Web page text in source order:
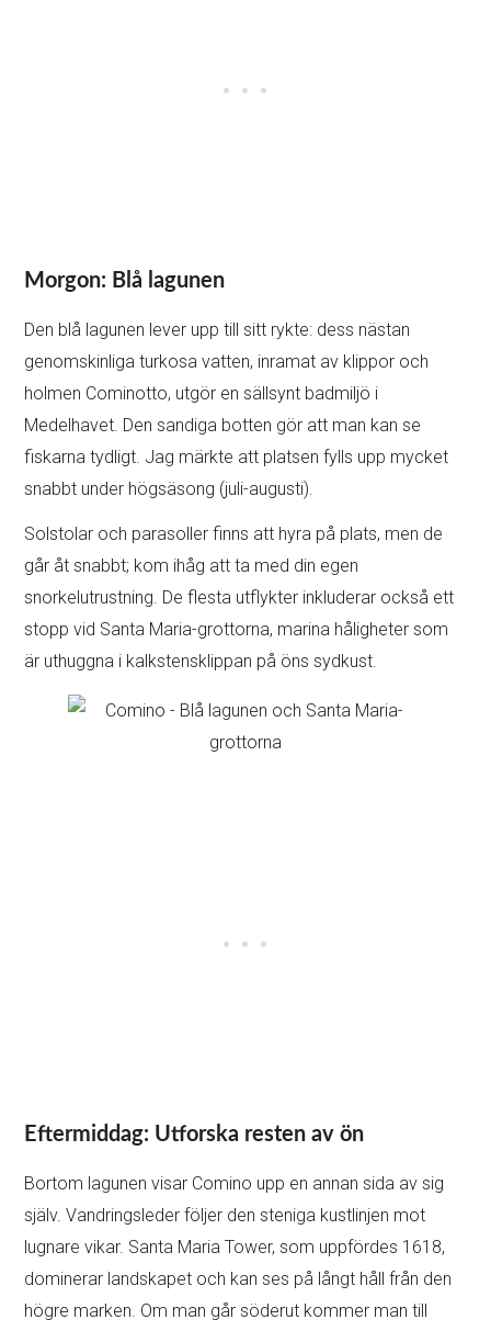
Morgon: Blå lagunen
Den blå lagunen lever upp till sitt rykte: dess nästan
genomskinliga turkosa vatten, inramat av klippor och
holmen Cominotto, utgör en sällsynt badmiljö i
Medelhavet. Den sandiga botten gör att man kan se
fiskarna tydligt. Jag märkte att platsen fylls upp mycket
snabbt under högsäsong (juli-augusti).
Solstolar och parasoller finns att hyra på plats, men de
går åt snabbt; kom ihåg att ta med din egen
snorkelutrustning. De flesta utflykter inkluderar också ett
stopp vid Santa Maria-grottorna, marina håligheter som
är uthuggna i kalkstensklippan på öns sydkust.
Eftermiddag: Utforska resten av ön
Bortom lagunen visar Comino upp en annan sida av sig
själv. Vandringsleder följer den steniga kustlinjen mot
lugnare vikar. Santa Maria Tower, som uppfördes 1618,
dominerar landskapet och kan ses på långt håll från den
högre marken. Om man går söderut kommer man till